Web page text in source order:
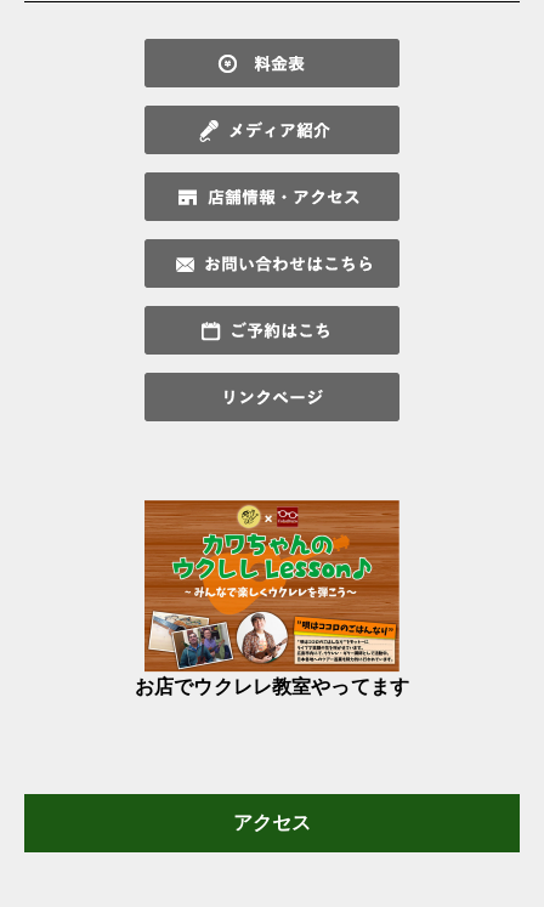
お店でウクレレ教室やってます
アクセス